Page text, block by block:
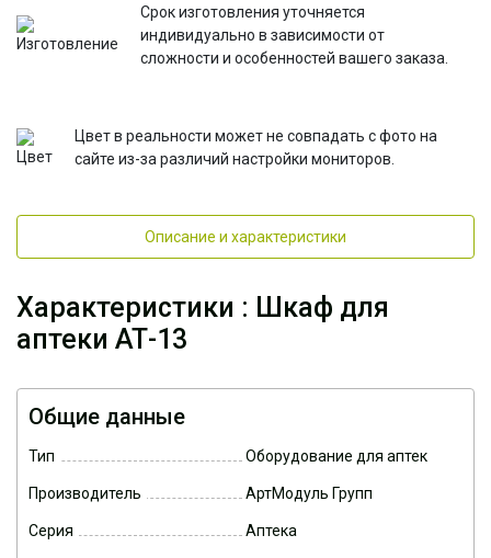
Срок изготовления уточняется
индивидуально в зависимости от
сложности и особенностей вашего заказа.
Цвет в реальности может не совпадать с фото на
сайте из-за различий настройки мониторов.
Описание и характеристики
Характеристики : Шкаф для
аптеки АТ-13
Общие данные
Тип Оборудование для аптек
Производитель АртМодуль Групп
Серия Аптека